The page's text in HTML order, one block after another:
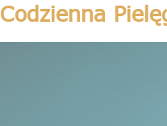
Codzienna